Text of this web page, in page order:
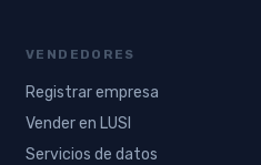
VENDEDORES
Registrar empresa
Vender en LUSI
Servicios de datos